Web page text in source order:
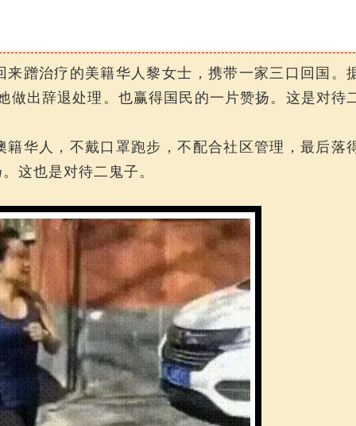
来蹭治疗的美籍华人黎女士，携带一家三口回国。
出辞退处理。也赢得国民的一片赞扬。这是对待
籍华人，不戴口罩跑步，不配合社区管理，最后落
这也是对待二鬼子。